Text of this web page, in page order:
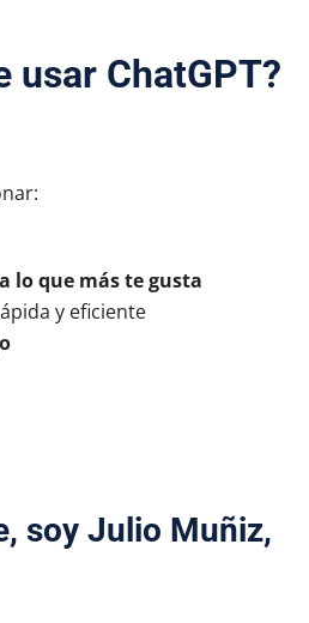
usar ChatGPT?
lo que más te gusta
y eficiente
soy Julio Muñiz,